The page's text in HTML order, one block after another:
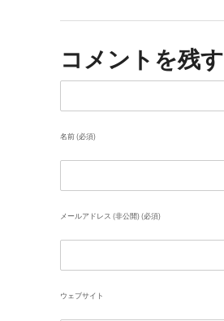
コメントを残す
名前 (必須)
メールアドレス (非公開) (必須)
ウェブサイト